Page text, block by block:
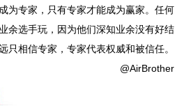
为专家，只有专家才能成为赢家。任何
余选手玩，因为他们深知业余没有好结
只相信专家，专家代表权威和被信任。
@AirBrother